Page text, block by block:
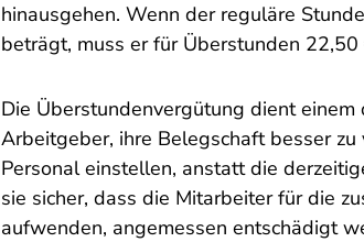
hinausgehen. Wenn der reguläre
beträgt, muss er für Überstunden
Die Überstundenvergütung dient
Arbeitgeber, ihre Belegschaft besser
Personal einstellen, anstatt die
sie sicher, dass die Mitarbeiter für die
aufwenden, angemessen entschädigt